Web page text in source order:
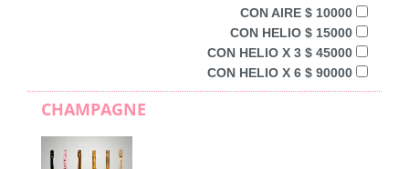
CON AIRE $ 10000
CON HELIO $ 15000
CON HELIO X 3 $ 45000
CON HELIO X 6 $ 90000
CHAMPAGNE